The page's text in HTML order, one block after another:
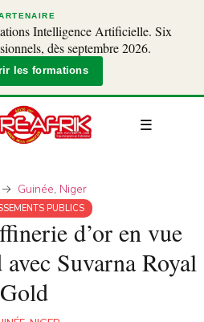
Intelligence Artificielle. Six
dès septembre 2026.
les formations
Guinée, Niger
PUBLICS
d’or en vue
Suvarna Royal
Gold